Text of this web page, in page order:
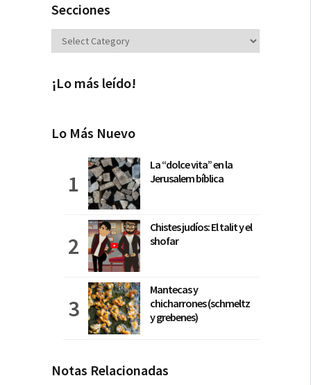
Secciones
Secciones
¡Lo más leído!
Lo Más Nuevo
La “dolce vita” en la
Jerusalem bíblica
Chistes judíos: El talit y el
shofar
Mantecas y
chicharrones (schmeltz
y grebenes)
Notas Relacionadas